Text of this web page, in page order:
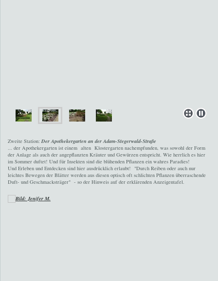
Zweite Station: Der Apothekergarten an der Adam-Stegerwald-Straße
... der Apothekergarten ist einem alten Klostergarten nachempfunden, was sowohl der Form
der Anlage als auch der angepflanzten Kräuter und Gewürzen entspricht. Wie herrlich es hier
im Sommer duftet! Und für Insekten sind die blühenden Pflanzen ein wahres Paradies!
Und Erleben und Entdecken sind hier ausdrücklich erlaubt! "Durch Reiben oder auch nur
leichtes Bewegen der Blätter werden aus diesen optisch oft schlichten Pflanzen überraschende
Duft- und Geschmacksträger" - so der Hinweis auf der erklärenden Anzeigentafel.